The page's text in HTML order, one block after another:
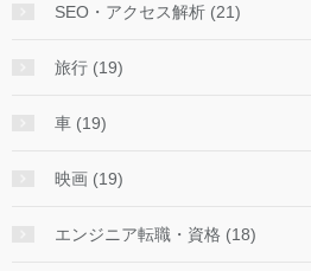
SEO・アクセス解析 (21)
旅行 (19)
車 (19)
映画 (19)
エンジニア転職・資格 (18)